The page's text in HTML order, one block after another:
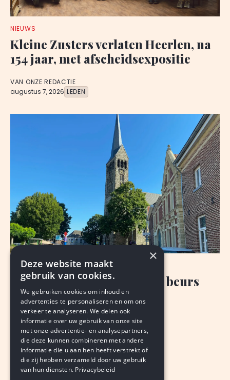
NIEUWS
Kleine Zusters verlaten Heerlen, na
154 jaar, met afscheidsexpositie
VAN ONZE REDACTIE
augustus 7, 2026 LEDEN
NIEUWS
Schimmert trekt royaal de beurs
voor renovatie kerk
VAN ONZE REDACTIE
augustus 7, 2026 LEDEN
×
Deze website maakt
gebruik van cookies.
We gebruiken cookies om inhoud en
advertenties te personaliseren en om ons
verkeer te analyseren. We delen ook
informatie over uw gebruik van onze site
met onze advertentie- en analysepartners,
die deze kunnen combineren met andere
informatie die u aan hen heeft verstrekt of
die zij hebben verzameld door uw gebruik
van hun diensten. Privacybeleid